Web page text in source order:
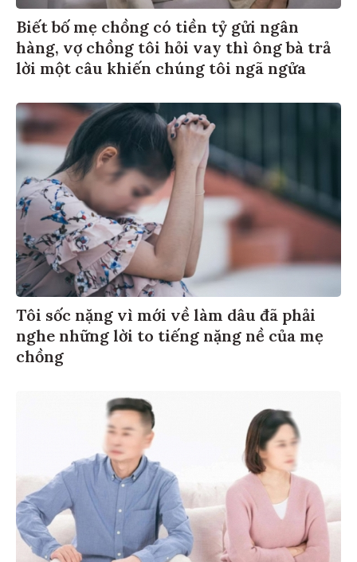
Biết bố mẹ chồng có tiền tỷ gửi ngân
hàng, vợ chồng tôi hỏi vay thì ông bà trả
lời một câu khiến chúng tôi ngã ngửa
Tôi sốc nặng vì mới về làm dâu đã phải
nghe những lời to tiếng nặng nề của mẹ
chồng